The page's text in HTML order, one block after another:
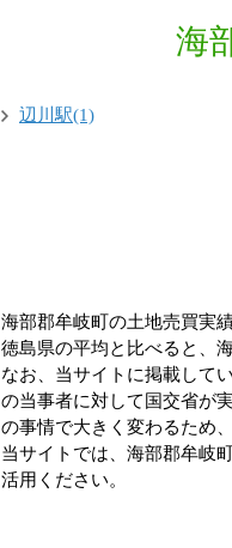
海
辺川駅(1)
海部郡牟岐町の土地売買実
徳島県の平均と比べると、
なお、当サイトに掲載して
の当事者に対して国交省が
の事情で大きく変わるため
当サイトでは、海部郡牟岐
活用ください。